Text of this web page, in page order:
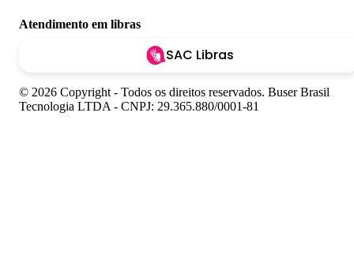
Atendimento em libras
SAC Libras
© 2026 Copyright - Todos os direitos reservados. Buser Brasil
Tecnologia LTDA - CNPJ: 29.365.880/0001-81